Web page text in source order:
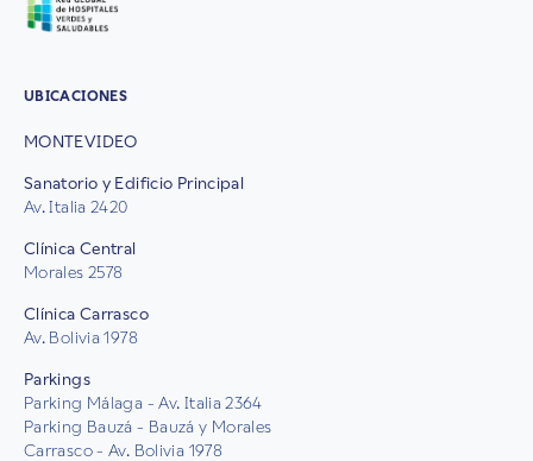
UBICACIONES
MONTEVIDEO
Sanatorio y Edificio Principal
Av. Italia 2420
Clínica Central
Morales 2578
Clínica Carrasco
Av. Bolivia 1978
Parkings
Parking Málaga - Av. Italia 2364
Parking Bauzá - Bauzá y Morales
Carrasco - Av. Bolivia 1978